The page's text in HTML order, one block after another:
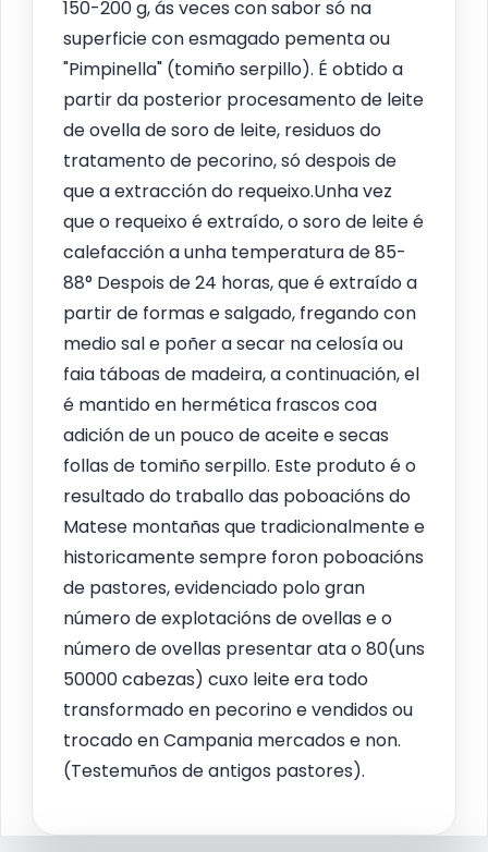
150-200 g, ás veces con sabor só na
superficie con esmagado pementa ou
"Pimpinella" (tomiño serpillo). É obtido a
partir da posterior procesamento de leite
de ovella de soro de leite, residuos do
tratamento de pecorino, só despois de
que a extracción do requeixo.Unha vez
que o requeixo é extraído, o soro de leite é
calefacción a unha temperatura de 85-
88° Despois de 24 horas, que é extraído a
partir de formas e salgado, fregando con
medio sal e poñer a secar na celosía ou
faia táboas de madeira, a continuación, el
é mantido en hermética frascos coa
adición de un pouco de aceite e secas
follas de tomiño serpillo. Este produto é o
resultado do traballo das poboacións do
Matese montañas que tradicionalmente e
historicamente sempre foron poboacións
de pastores, evidenciado polo gran
número de explotacións de ovellas e o
número de ovellas presentar ata o 80(uns
50000 cabezas) cuxo leite era todo
transformado en pecorino e vendidos ou
trocado en Campania mercados e non.
(Testemuños de antigos pastores).